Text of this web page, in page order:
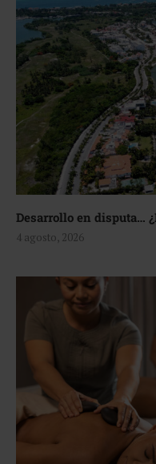
Desarrollo en disputa…
4 agosto, 2026